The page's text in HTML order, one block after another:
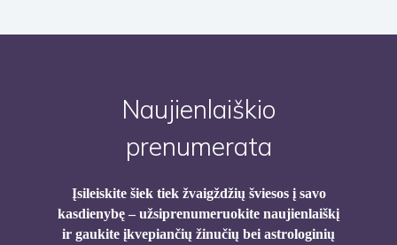
Naujienlaiškio
prenumerata
Įsileiskite šiek tiek žvaigždžių šviesos į savo
kasdienybę – užsiprenumeruokite naujienlaiškį
ir gaukite įkvepiančių žinučių bei astrologinių